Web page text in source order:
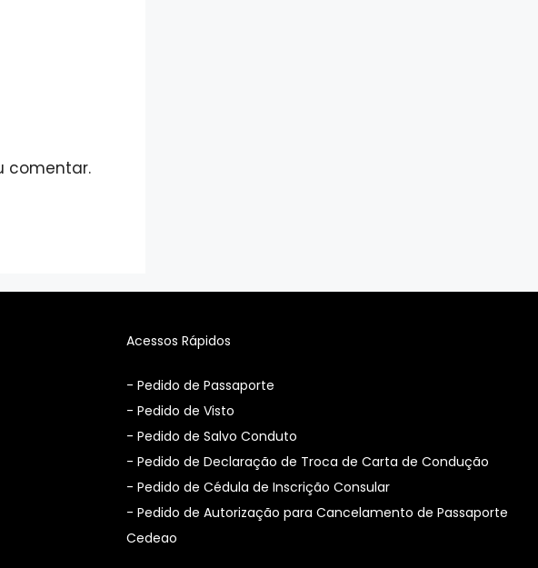
comentar.
Acessos Rápidos
- Pedido de Passaporte
- Pedido de Visto
- Pedido de Salvo Conduto
- Pedido de Declaração de Troca de Carta de Condução
- Pedido de Cédula de Inscrição Consular
- Pedido de Autorização para Cancelamento de Passaporte
Cedeao